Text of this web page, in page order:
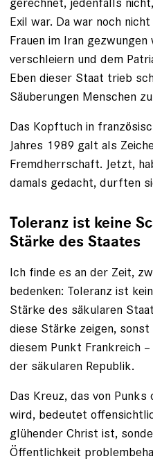
Exil war. Da war noch
Frauen im Iran
verschleiern und dem
Eben dieser Staat trieb
Säuberungen Men­schen
Das Kopftuch in
Jahres 1989 galt als
Fremdherrschaft. Jetzt,
damals gedacht, durften
Toleranz ist keine
Stärke des Staates
Ich finde es an der Zeit,
bedenken: Toleranz ist
Stärke des ­säkularen
diese Stärke zeigen,
diesem Punkt Frankreich
der säkularen Republik.
Das Kreuz, das von
wird, bedeutet
glühender Christ ist,
Öffentlichkeit